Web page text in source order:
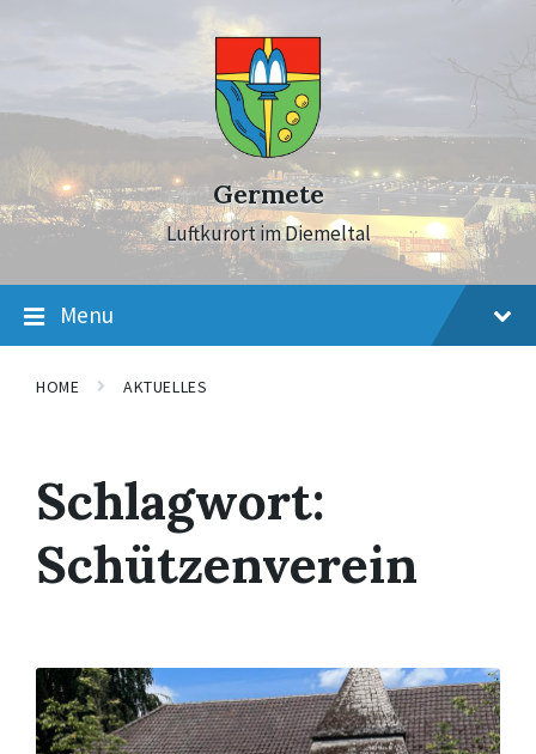
Germete
Luftkurort im Diemeltal
Menu
HOME AKTUELLES
Schlagwort:
Schützenverein
Mehr
erfahren